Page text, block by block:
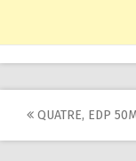
Post
QUATRE, EDP